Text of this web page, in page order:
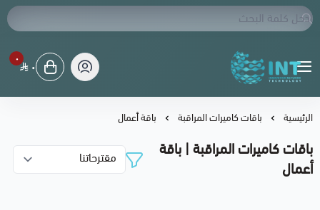
شبكة الابتكار التقنية
٠
٠
الرئيسية باقات كاميرات المراقبة باقة أعمال
باقات كاميرات المراقبة | باقة
أعمال